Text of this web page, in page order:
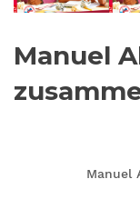
Manuel
Manuel